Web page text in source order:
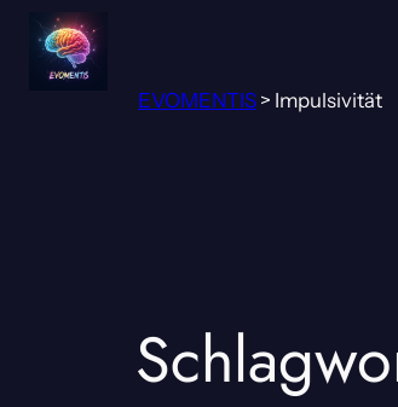
Zum
Inhalt
springen
EVOMENTIS > Impulsivität